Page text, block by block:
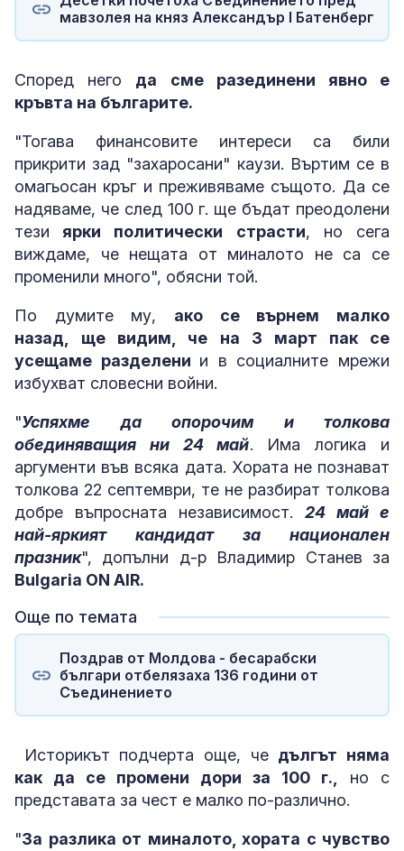
мавзолея на княз Александър I Батенберг
Според него да сме разединени явно е
кръвта на българите.
"Тогава финансовите интереси са били
прикрити зад "захаросани" каузи. Въртим се в
омагьосан кръг и преживяваме същото. Да се
надяваме, че след 100 г. ще бъдат преодолени
тези ярки политически страсти, но сега
виждаме, че нещата от миналото не са се
променили много", обясни той.
По думите му, ако се върнем малко
назад, ще видим, че на 3 март пак се
усещаме разделени и в социалните мрежи
избухват словесни войни.
"Успяхме да опорочим и толкова
обединяващия ни 24 май. Има логика и
аргументи във всяка дата. Хората не познават
толкова 22 септември, те не разбират толкова
добре въпросната независимост. 24 май е
най-яркият кандидат за национален
празник", допълни д-р Владимир Станев за
Bulgaria ON AIR.
Още по темата
Поздрав от Молдова - бесарабски
българи отбелязаха 136 години от
Съединението
Историкът подчерта още, че дългът няма
как да се промени дори за 100 г.,
но с
представата за чест е малко по-различно.
"За разлика от миналото, хората с чувство